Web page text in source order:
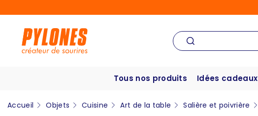
Tous nos produits Idées cadeaux
Accueil Objets Cuisine Art de la table Salière et poivrière